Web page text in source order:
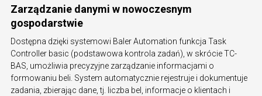
Zarządzanie danymi w nowoczesnym
gospodarstwie
Dostępna dzięki systemowi Baler Automation funkcja Task
Controller basic (podstawowa kontrola zadań), w skrócie TC-
BAS, umożliwia precyzyjne zarządzanie informacjami o
formowaniu beli. System automatycznie rejestruje i dokumentuje
zadania, zbierając dane, tj. liczba bel, informacje o klientach i